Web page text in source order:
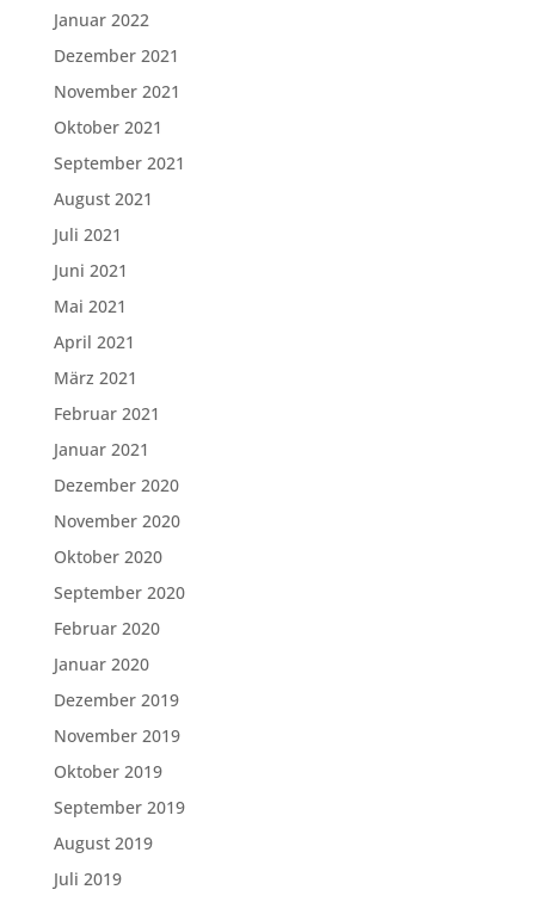
Januar 2022
Dezember 2021
November 2021
Oktober 2021
September 2021
August 2021
Juli 2021
Juni 2021
Mai 2021
April 2021
März 2021
Februar 2021
Januar 2021
Dezember 2020
November 2020
Oktober 2020
September 2020
Februar 2020
Januar 2020
Dezember 2019
November 2019
Oktober 2019
September 2019
August 2019
Juli 2019